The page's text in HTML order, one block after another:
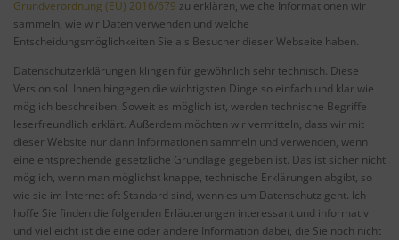
Grundverordnung (EU) 2016/679 zu erklären, welche Informationen wir
sammeln, wie wir Daten verwenden und welche
Entscheidungsmöglichkeiten Sie als Besucher dieser Webseite haben.
Datenschutzerklärungen klingen für gewöhnlich sehr technisch. Diese
Version soll Ihnen hingegen die wichtigsten Dinge so einfach und klar wie
möglich beschreiben. Soweit es möglich ist, werden technische Begriffe
leserfreundlich erklärt. Außerdem möchten wir vermitteln, dass wir mit
dieser Website nur dann Informationen sammeln und verwenden, wenn
eine entsprechende gesetzliche Grundlage gegeben ist. Das ist sicher nicht
möglich, wenn man möglichst knappe, technische Erklärungen abgibt, so
wie sie im Internet oft Standard sind, wenn es um Datenschutz geht. Ich
hoffe Sie finden die folgenden Erläuterungen interessant und informativ
und vielleicht ist die eine oder andere Information dabei, die Sie noch nicht